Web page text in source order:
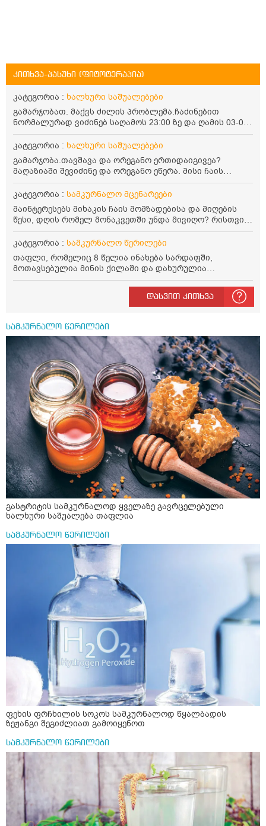
კითხვა-პასუხი (ფიტოტერაპია)
კატეგორია : ხალხური საშუალებები
გამარჯობათ. მაქვს ძილის პრობლემა.ჩაძინებით
ნორმალურად ვიძინებ საღამოს 23:00 ზე და ღამის 03-00
ან 04:00 საათზე მეღვიძება და მერე ვერ ვიძინებ
ვერაფრით.რამე ხალხური საშუალება თუ არის ამ
კატეგორია : ხალხური საშუალებები
გამარჯობა.თავშავა და ორეგანო ერთიდაიგივეა?
მაღაზიაში შევიძინე და ორეგანო ეწერა. მისი ჩაის
დალევის წესი მაინტერესებს.რისთვის არის კარგი?
წავიკითხე რომ: 1 ჭიქა თბილ წყალში ჩავყაროთ 1 ჩაის
კოვზი დაქუცმაცებული და გამხმარი ორეგანო და
გავაჩეროთ 10-15 წუთი, მივიღოთო ჭამიდან 1-2 საათში.
მიზანი: ანტიოქსიდანტური და ანთების საწინააღმდეგო
თვისება. სწორია ეს ინფორმაცია? უკუჩვენება რა აქვს
და ბრონქულ ასთმას თუ შველის ორეგანოს ჩაი?
კატეგორია : სამკურნალო მცენარეები
მაინტერესებს მიხაკის ჩაის მომზადებისა და მიღების
წესი, დღის რომელ მონაკვეთში უნდა მივიღო? რისთვის
არის სასარგებლო და უკუჩვენება თუ აქვს
კატეგორია : სამკურნალო წერილები
თაფლი, რომელიც 8 წელია ინახება სარდაფში,
მოთავსებულია მინის ქილაში და დახურულია
პლასტმასის სახურავით. ექნება თუ არა შენარჩუნებული
სასარგებლო თვისებები და შეიძლება თუ არა მისი
დასვით კითხვა
სამკურნალო წერილები
გასტრიტის სამკურნალოდ ყველაზე გავრცელებული
ხალხური საშუალება თაფლია
სამკურნალო წერილები
ფეხის ფრჩხილის სოკოს სამკურნალოდ წყალბადის
ზეჟანგი შეგიძლიათ გამოიყენოთ
სამკურნალო წერილები